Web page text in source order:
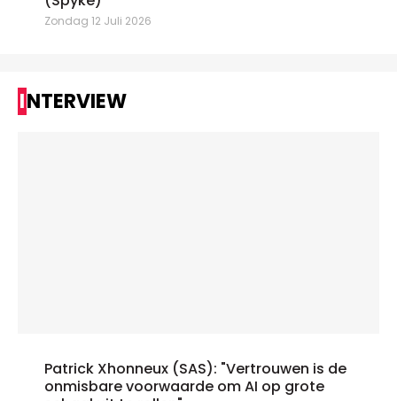
Zondag 12 Juli 2026
INTERVIEW
Patrick Xhonneux (SAS): "Vertrouwen is de
onmisbare voorwaarde om AI op grote